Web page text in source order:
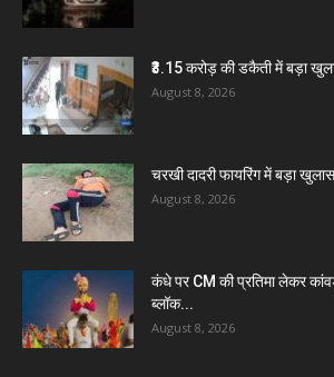
₹3.15 करोड़ की डकैती में बड़ा
August 8, 2026
चरखी दादरी फायरिंग में बड़ा
August 8, 2026
कंधे पर CM की प्रतिमा लेकर
ब्लॉक...
August 8, 2026